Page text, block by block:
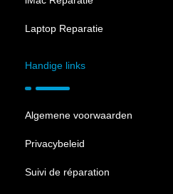
Laptop Reparatie
Handige links
Algemene voorwaarden
Privacybeleid
Suivi de réparation